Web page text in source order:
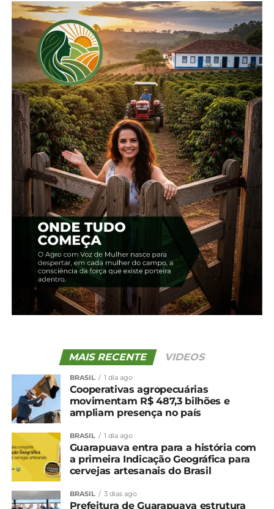
MAIS RECENTE VIDEOS
BRASIL 1 dia ago
Cooperativas agropecuárias
movimentam R$ 487,3 bilhões e
ampliam presença no país
BRASIL 1 dia ago
Guarapuava entra para a história com
a primeira Indicação Geográfica para
cervejas artesanais do Brasil
BRASIL 3 dias ago
Prefeitura de Guarapuava estrutura